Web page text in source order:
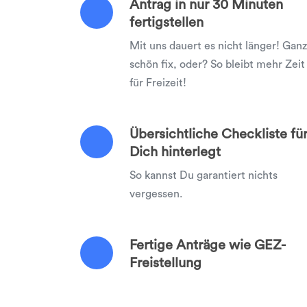
Antrag in nur 30 Minuten
fertigstellen
Mit uns dauert es nicht länger! Ganz
schön fix, oder? So bleibt mehr Zeit
für Freizeit!
Übersichtliche Checkliste für
Dich hinterlegt
So kannst Du garantiert nichts
vergessen.
Fertige Anträge wie GEZ-
Freistellung